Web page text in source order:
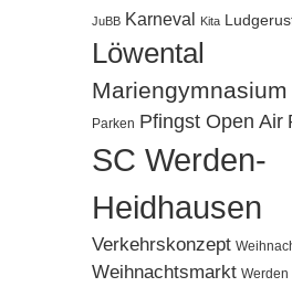
JuBB Karneval Kita
Löwental
Mariengymnasium
Parken Pfingst Open Air
SC Werden-
Heidhausen
Verkehrskonzept
Weihnachtsmarkt Werden